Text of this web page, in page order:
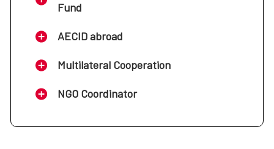
Fund
AECID abroad
Multilateral Cooperation
NGO Coordinator